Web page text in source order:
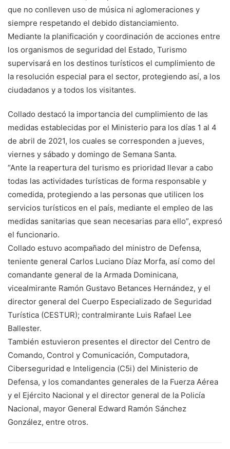
que no conlleven uso de música ni aglomeraciones y
siempre respetando el debido distanciamiento.
Mediante la planificación y coordinación de acciones entre
los organismos de seguridad del Estado, Turismo
supervisará en los destinos turísticos el cumplimiento de
la resolución especial para el sector, protegiendo así, a los
ciudadanos y a todos los visitantes.
Collado destacó la importancia del cumplimiento de las
medidas establecidas por el Ministerio para los días 1 al 4
de abril de 2021, los cuales se corresponden a jueves,
viernes y sábado y domingo de Semana Santa.
“Ante la reapertura del turismo es prioridad llevar a cabo
todas las actividades turísticas de forma responsable y
comedida, protegiendo a las personas que utilicen los
servicios turísticos en el país, mediante el empleo de las
medidas sanitarias que sean necesarias para ello”, expresó
el funcionario.
Collado estuvo acompañado del ministro de Defensa,
teniente general Carlos Luciano Díaz Morfa, así como del
comandante general de la Armada Dominicana,
vicealmirante Ramón Gustavo Betances Hernández, y el
director general del Cuerpo Especializado de Seguridad
Turística (CESTUR); contralmirante Luis Rafael Lee
Ballester.
También estuvieron presentes el director del Centro de
Comando, Control y Comunicación, Computadora,
Ciberseguridad e Inteligencia (C5i) del Ministerio de
Defensa, y los comandantes generales de la Fuerza Aérea
y el Ejército Nacional y el director general de la Policía
Nacional, mayor General Edward Ramón Sánchez
González, entre otros.